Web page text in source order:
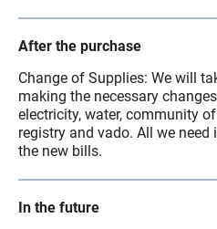
After the purchase
Change of Supplies: We will
making the necessary
electricity, water, community
registry and vado. All we
the new bills.
In the future